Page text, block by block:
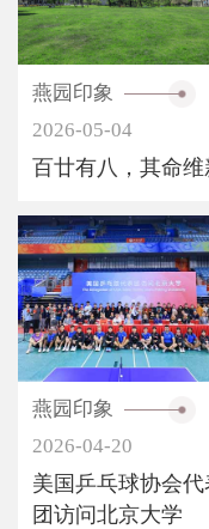
燕园印象
2026-05-04
百廿有八，其命维
燕园印象
2026-04-20
美国乒乓球协会代
团访问北京大学